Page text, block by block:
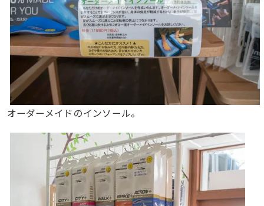
オーダーメイドのインソール。